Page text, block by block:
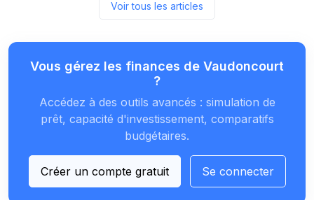
Voir tous les articles
Vous gérez les finances de Vaudoncourt
?
Accédez à des outils avancés : simulation de
prêt, capacité d'investissement, comparatifs
budgétaires.
Créer un compte gratuit Se connecter